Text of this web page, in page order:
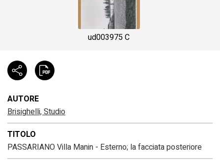
ud003975 C
AUTORE
Brisighelli, Studio
TITOLO
PASSARIANO Villa Manin - Esterno; la facciata posteriore